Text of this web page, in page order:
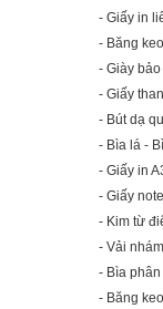
- Giấy in
- Băng
- Giày
- Giấy than
- Bút dạ
- Bìa lá -
- Giấy in
- Giấy note
- Kim từ
- Vải
- Bìa phân
- Băng